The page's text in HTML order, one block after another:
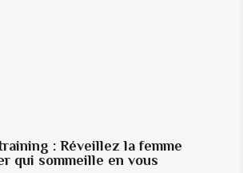
: Réveillez la femme
qui sommeille en vous